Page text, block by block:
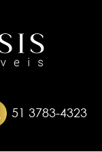
51 3783-4323